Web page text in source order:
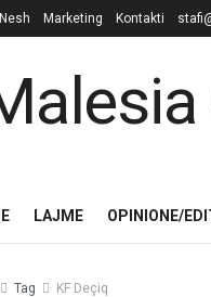
Marketing Kontakti
LAJME OPINIONE/
Tag KF Deçiq